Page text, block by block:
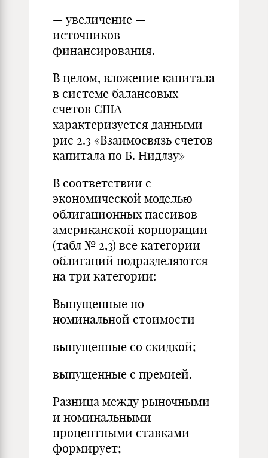
— увеличение —
источников
финансирования.
В целом, вложение капитала
в системе балансовых
счетов США
характеризуется данными
рис 2.3 «Взаимосвязь счетов
капитала по Б. Нидлзу»
В соответствии с
экономической моделью
облигационных пассивов
американской корпорации
(табл № 2,3) все категории
облигаций подразделяются
на три категории:
Выпущенные по
номинальной стоимости
выпущенные со скидкой;
выпущенные с премией.
Разница между рыночными
и номинальными
процентными ставками
формирует;